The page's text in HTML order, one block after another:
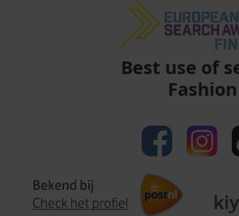
Best use of
Fashion